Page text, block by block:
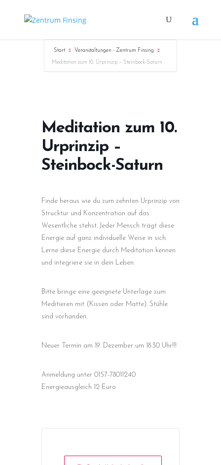
Start Veranstaltungen - Zentrum Finsing
Meditation zum 10. Urprinzip – Steinbock-Saturn
Meditation zum 10.
Urprinzip –
Steinbock-Saturn
Finde heraus wie du zum zehnten Urprinzip von
Strucktur und Konzentration auf das
Wesentliche stehst. Jeder Mensch trägt diese
Energie auf ganz individuelle Weise in sich.
Lerne diese Energie durch Meditation kennen
und integriere sie in dein Leben.
Bitte bringe eine geeignete Unterlage zum
Meditieren mit (Kissen oder Matte). Stühle
sind vorhanden.
Neuer Termin am 19. Dezember um 18:30 Uhr!!!
Anmeldung unter 0157-78011240
Energieausgleich 12 Euro